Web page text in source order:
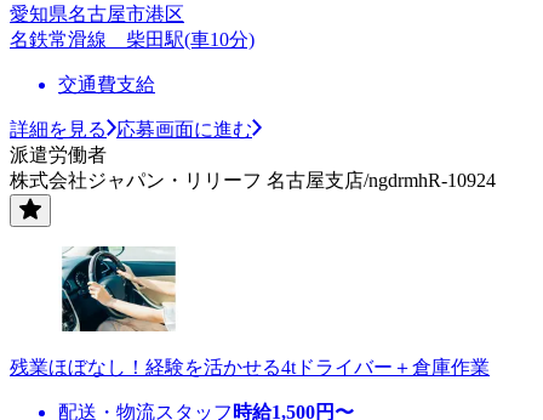
愛知県名古屋市港区
名鉄常滑線 柴田駅(車10分)
交通費支給
詳細を見る
応募画面に進む
派遣労働者
株式会社ジャパン・リリーフ 名古屋支店/ngdrmhR-10924
残業ほぼなし！経験を活かせる4tドライバー＋倉庫作業
配送・物流スタッフ 時給1,500円〜